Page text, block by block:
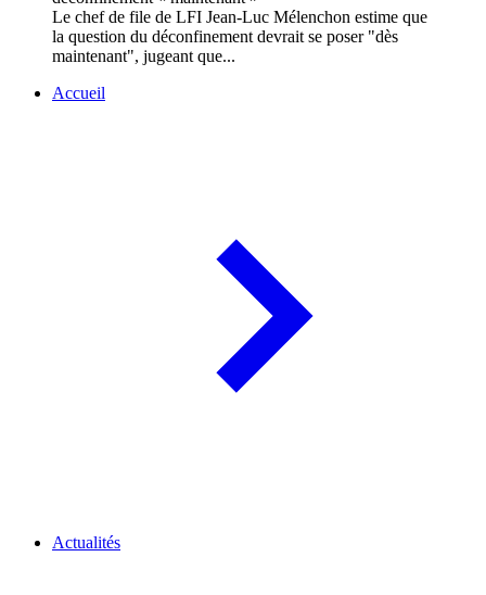
Le chef de file de LFI Jean-Luc Mélenchon estime que
la question du déconfinement devrait se poser "dès
maintenant", jugeant que...
Accueil
Actualités